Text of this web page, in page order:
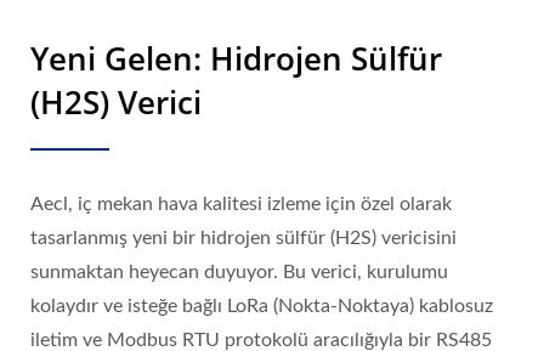
Yeni Gelen: Hidrojen Sülfür
(H2S) Verici
Aecl, iç mekan hava kalitesi izleme için özel olarak
tasarlanmış yeni bir hidrojen sülfür (H2S) vericisini
sunmaktan heyecan duyuyor. Bu verici, kurulumu
kolaydır ve isteğe bağlı LoRa (Nokta-Noktaya) kablosuz
iletim ve Modbus RTU protokolü aracılığıyla bir RS485